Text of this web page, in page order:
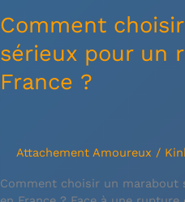
Comment
sérieux pour un
France ?
Attachement Amoureux /
Comment choisir un